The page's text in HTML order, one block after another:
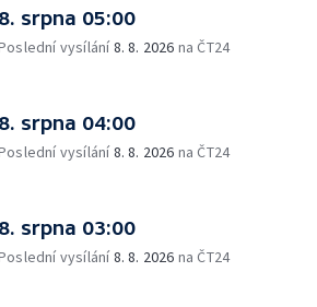
8. srpna 05:00
vysílání8. 8. 2026 na ČT24
8. srpna 04:00
vysílání8. 8. 2026 na ČT24
8. srpna 03:00
vysílání8. 8. 2026 na ČT24